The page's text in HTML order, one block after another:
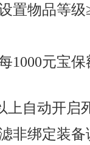
置物品等级
1000元宝
上自动开启
非绑定装备